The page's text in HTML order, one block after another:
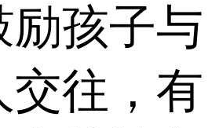
励孩子与
交往，有